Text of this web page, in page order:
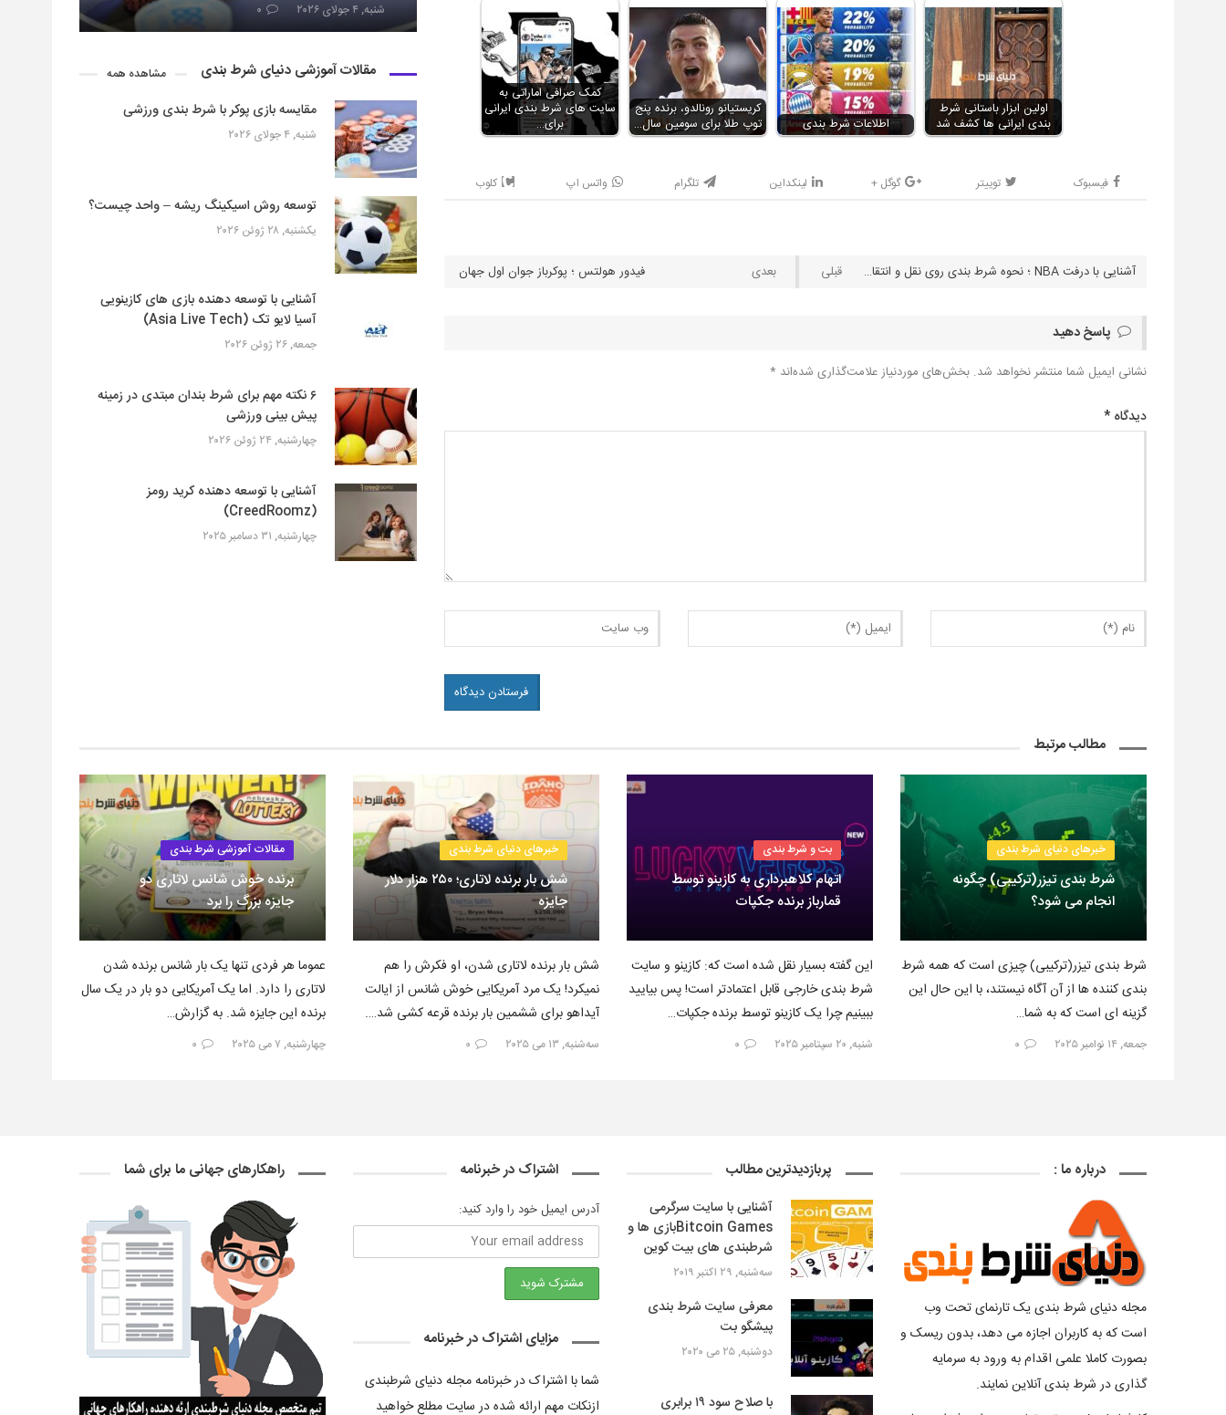
کمک صرافی اماراتی به
سایت های شرط بندی ایرانی
برای…
کریستیانو رونالدو، برنده پنج
توپ طلا برای سومین سال…
اطلاعات شرط بندی
اولین ابزار باستانی شرط
بندی ایرانی ها کشف شد
فیسبوک توییتر گوگل + لینکداین تلگرام واتس اپ کلوب
آشنایی با درفت NBA ؛ نحوه شرط بندی روی نقل و انتقالات بسکتبال آمریکا فیدور هولتس ؛ پوکرباز جوان اول جهان
پاسخ دهید
نشانی ایمیل شما منتشر نخواهد شد. بخش‌های موردنیاز علامت‌گذاری شده‌اند *
دیدگاه *
شنبه, ۴ جولای ۲۰۲۶ ۰
مقالات آموزشی دنیای شرط بندی مشاهده همه
مقایسه بازی پوکر با شرط بندی ورزشی
شنبه, ۴ جولای ۲۰۲۶
توسعه روش اسیکینگ ریشه – واحد چیست؟
یکشنبه, ۲۸ ژوئن ۲۰۲۶
آشنایی با توسعه دهنده بازی های کازینویی
آسیا لایو تک (Asia Live Tech)
جمعه, ۲۶ ژوئن ۲۰۲۶
۶ نکته مهم برای شرط بندان مبتدی در زمینه
پیش بینی ورزشی
چهارشنبه, ۲۴ ژوئن ۲۰۲۶
آشنایی با توسعه دهنده کرید رومز
(CreedRoomz)
چهارشنبه, ۳۱ دسامبر ۲۰۲۵
مطالب مرتبط
خبرهای دنیای شرط بندی
شرط بندی تیزر(ترکیبی) چگونه
انجام می شود؟
شرط بندی تیزر(ترکیبی) چیزی است که همه شرط
بندی کننده ها از آن آگاه نیستند، با این حال این
گزینه ای است که به شما…
جمعه, ۱۴ نوامبر ۲۰۲۵ ۰
بت و شرط بندی
اتهام کلاهبرداری به کازینو توسط
قمارباز برنده جکپات
این گفته بسیار نقل شده است که: کازینو و سایت
شرط بندی خارجی قابل اعتمادتر است! پس بیایید
ببینیم چرا یک کازینو توسط برنده جکپات…
شنبه, ۲۰ سپتامبر ۲۰۲۵ ۰
خبرهای دنیای شرط بندی
شش بار برنده لاتاری؛ ۲۵۰ هزار دلار
جایزه
شش بار برنده لاتاری شدن، او فکرش را هم
نمیکرد! یک مرد آمریکایی خوش شانس از ایالت
آیداهو برای ششمین بار برنده قرعه کشی شد….
سه‌شنبه, ۱۳ می ۲۰۲۵ ۰
مقالات آموزشی شرط بندی
برنده خوش شانس لاتاری دو
جایزه بزرگ را برد
عموما هر فردی تنها یک بار شانس برنده شدن
لاتاری را دارد. اما یک آمریکایی دو بار در یک سال
برنده این جایزه شد. به گزارش…
چهارشنبه, ۷ می ۲۰۲۵ ۰
درباره ما :
مجله دنیای شرط بندی یک تارنمای تحت وب
است که به کاربران اجازه می دهد، بدون ریسک و
بصورت کاملا علمی اقدام به ورود به سرمایه
گذاری در شرط بندی آنلاین نمایند.
پربازدیدترین مطالب
آشنایی با سایت سرگرمی
Bitcoin Gamesبازی ها و
شرطبندی های بیت کوین
سه‌شنبه, ۲۹ اکتبر ۲۰۱۹
معرفی سایت شرط بندی
پیشگو بت
دوشنبه, ۲۵ می ۲۰۲۰
با صلاح سود ۱۹ برابری
اشتراک در خبرنامه
آدرس ایمیل خود را وارد کنید:
مزایای اشتراک در خبرنامه
شما با اشتراک در خبرنامه مجله دنیای شرطبندی
ازنکات مهم ارائه شده در سایت مطلع خواهید
راهکارهای جهانی ما برای شما